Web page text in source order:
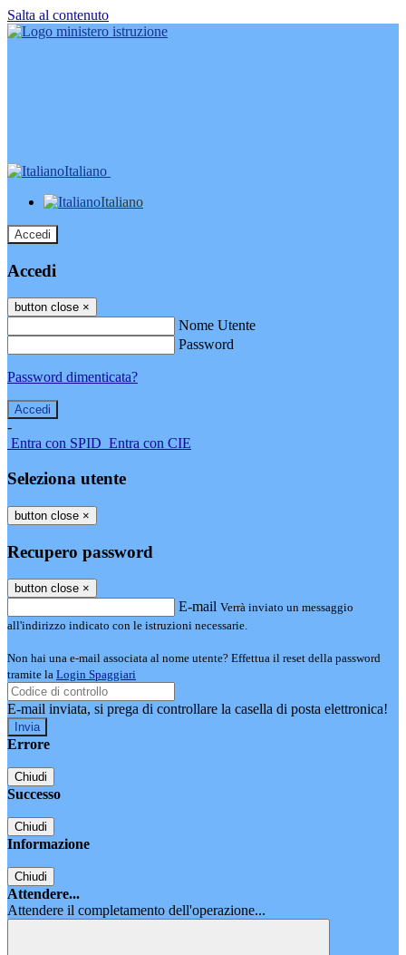
Salta al contenuto
Italiano
Italiano
Accedi
Accedi
button close ×
Nome Utente
Password
Password dimenticata?
-
Entra con SPID Entra con CIE
Seleziona utente
button close ×
Recupero password
button close ×
E-mail Verrà inviato un messaggio
all'indirizzo indicato con le istruzioni necessarie.
Non hai una e-mail associata al nome utente? Effettua il reset della password
tramite la Login Spaggiari
E-mail inviata, si prega di controllare la casella di posta elettronica!
Errore
Chiudi
Successo
Chiudi
Informazione
Chiudi
Attendere...
Attendere il completamento dell'operazione...